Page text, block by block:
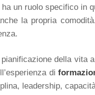
un ruolo specifico in
la propria
della vita
di
leadership,